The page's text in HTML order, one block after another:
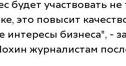
будет участвовать
это повысит
интересы бизнеса", -
журналистам